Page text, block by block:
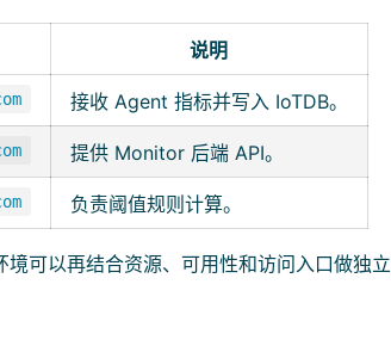
说明
接收 Agent 指标并写入 IoTDB。
提供 Monitor 后端 API。
负责阈值规则计算。
可以再结合资源、可用性和访问入口做独立